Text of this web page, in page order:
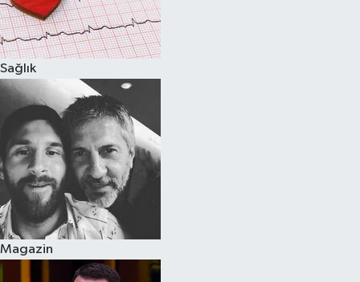
Sağlık
Magazin
Spor
Çocuk
Eğitim
Hava Durumu
Kadın
Kim kimdir?